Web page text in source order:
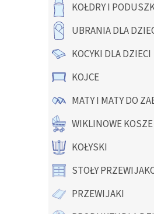
KOŁDRY I
UBRANIA DLA
KOCYKI DLA DZIECI
KOJCE
MATY I MATY DO
WIKLINOWE KOSZE
KOŁYSKI
STOŁY
PRZEWIJAKI